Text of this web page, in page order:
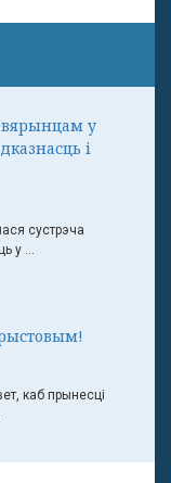
у
і
сустрэча
у ...
каб прынесці